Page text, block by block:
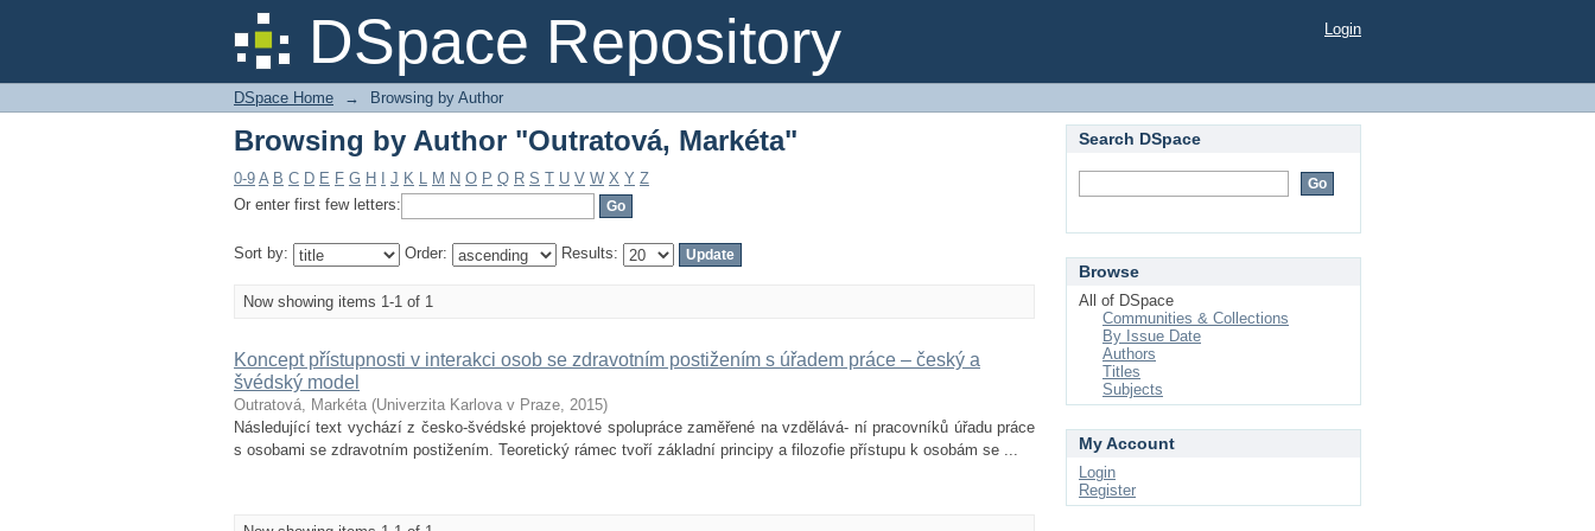
DSpace Repository
Browsing by Author "Outratová, Markéta" Login
DSpace Home → Browsing by Author
Browsing by Author "Outratová, Markéta"
0-9 A B C D E F G H J K L M N O P Q R S T U V W X Y Z
Or enter first few letters:
Sort by: Order: Results:
Now showing items 1-1 of 1
Koncept přístupnosti v interakci osob se zdravotním postižením s úřadem práce – český a
švédský model
Outratová, Markéta (Univerzita Karlova v Praze, 2015)
Následující text vychází z česko-švédské projektové spolupráce zaměřené na vzdělává- ní pracovníků úřadu práce
s osobami se zdravotním postižením. Teoretický rámec tvoří základní principy a filozofie přístupu k osobám se ...
Search DSpace
Browse
All of DSpace
Communities & Collections
By Issue Date
Authors
Titles
Subjects
My Account
Login
Register